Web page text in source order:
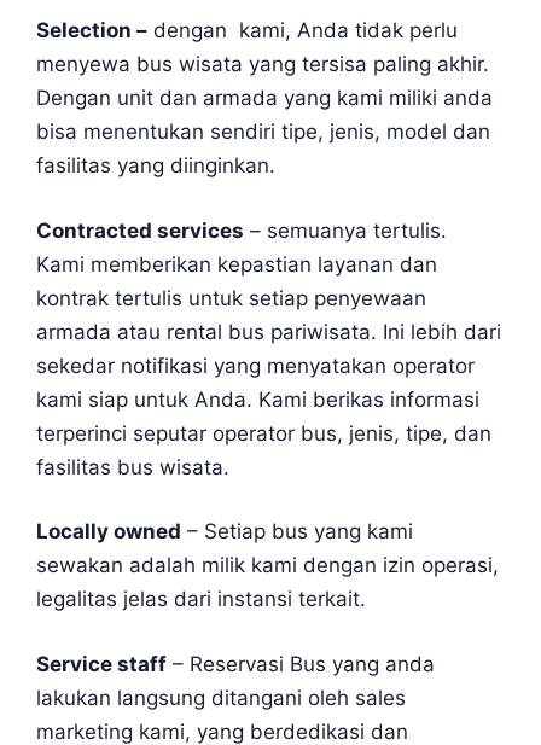
Selection – dengan kami, Anda tidak perlu
menyewa bus wisata yang tersisa paling akhir.
Dengan unit dan armada yang kami miliki anda
bisa menentukan sendiri tipe, jenis, model dan
fasilitas yang diinginkan.
Contracted services – semuanya tertulis.
Kami memberikan kepastian layanan dan
kontrak tertulis untuk setiap penyewaan
armada atau rental bus pariwisata. Ini lebih dari
sekedar notifikasi yang menyatakan operator
kami siap untuk Anda. Kami berikas informasi
terperinci seputar operator bus, jenis, tipe, dan
fasilitas bus wisata.
Locally owned – Setiap bus yang kami
sewakan adalah milik kami dengan izin operasi,
legalitas jelas dari instansi terkait.
Service staff – Reservasi Bus yang anda
lakukan langsung ditangani oleh sales
marketing kami, yang berdedikasi dan